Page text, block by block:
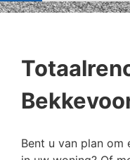
Bent u van plan om